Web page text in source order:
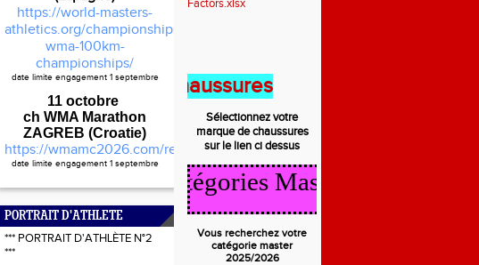
https://world-masters-
athletics.org/championships/2026-
wma-100km-
championships/
date limite engagement 1 septembre
11 octobre
ch WMA Marathon
ZAGREB (Croatie)
https://wmamc2026.com/register.html
date limite engagement 1 septembre
PORTRAIT D'ATHLETE
*** PORTRAIT D'ATHLÈTE N°2
***
Factors.xlsx
Règlement des chaussures
Sélectionnez votre
marque de chaussures
sur le lien ci dessus
Calcul Catégories Masters 2025/2026
Vous recherchez votre
catégorie master
2025/2026